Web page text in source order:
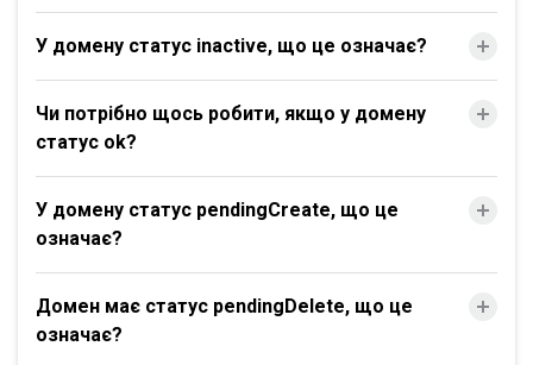
У домену статус inactive, що це означає?
Чи потрібно щось робити, якщо у домену
статус ok?
У домену статус pendingCreate, що це
означає?
Домен має статус pendingDelete, що це
означає?